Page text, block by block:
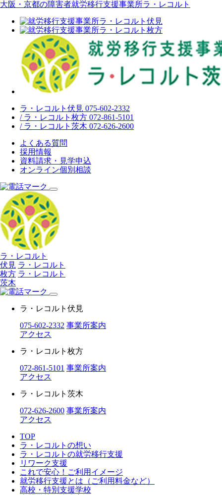
大阪・京都の障害者就労移行支援事業所ラ・レコルト
ラ・レコルト伏見 075-602-2332
/ ラ・レコルト枚方 072-861-5101
/ ラ・レコルト茨木 072-626-2600
よくある質問
採用情報
資料請求・見学申込
オンライン個別相談
ラ・レコルト
伏見 ラ・レコルト
枚方 ラ・レコルト
茨木
ラ・レコルト伏見
075-602-2332 事業所案内
アクセス
ラ・レコルト枚方
072-861-5101 事業所案内
アクセス
ラ・レコルト茨木
072-626-2600 事業所案内
アクセス
TOP
ラ・レコルトの想い
ラ・レコルトの就労移行支援
リワーク支援
これで安心！ご利用イメージ
就労移行支援とは（ご利用料金など）
高校・特別支援学校